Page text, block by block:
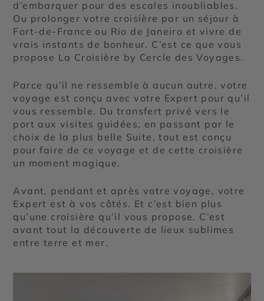
d’embarquer pour des escales inoubliables.
Ou prolonger votre croisière par un séjour à
Fort-de-France ou Rio de Janeiro et vivre de
vrais instants de bonheur. C’est ce que vous
propose La Croisière by Cercle des Voyages.
Parce qu’il ne ressemble à aucun autre, votre
voyage est conçu avec votre Expert pour qu’il
vous ressemble. Du transfert privé vers le
port aux visites guidées, en passant par le
choix de la plus belle Suite, tout est conçu
pour faire de ce voyage et de cette croisière
un moment magique.
Avant, pendant et après votre voyage, votre
Expert est à vos côtés. Et c’est bien plus
qu’une croisière qu’il vous propose. C’est
avant tout la découverte de lieux sublimes
entre terre et mer.